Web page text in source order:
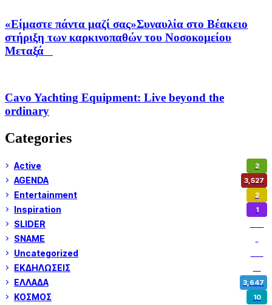
«Είμαστε πάντα μαζί σας»Συναυλία στο Βέακειο
στήριξη των καρκινοπαθών του Νοσοκομείου
Μεταξά
Cavo Yachting Equipment: Live beyond the
ordinary
Categories
Active 2
AGENDA 3,527
Entertainment 2
Inspiration 1
SLIDER
SNAME
Uncategorized
ΕΚΔΗΛΩΣΕΙΣ
ΕΛΛΑΔΑ 3,647
ΚΟΣΜΟΣ 10